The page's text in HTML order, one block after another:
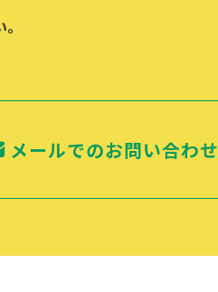
メールでのお問い合わせ